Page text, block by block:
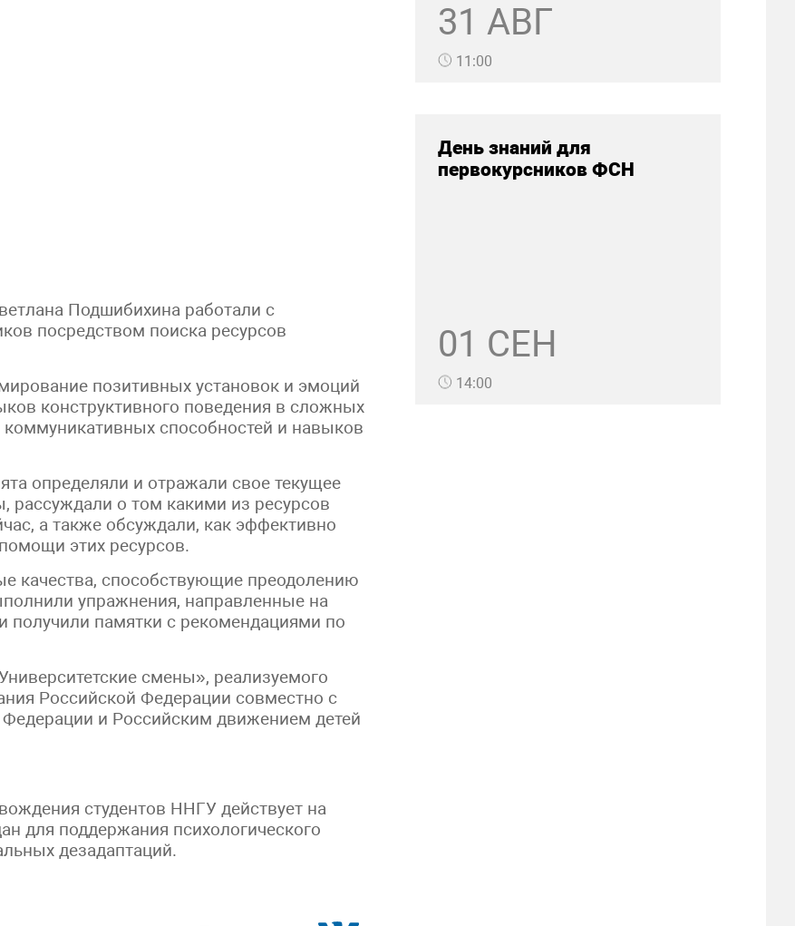
Подшибихина работали с
посредством поиска ресурсов
позитивных установок и эмоций
конструктивного поведения в сложных
способностей и навыков
определяли и отражали свое текущее
рассуждали о том какими из ресурсов
а также обсуждали, как эффективно
этих ресурсов.
качества, способствующие преодолению
упражнения, направленные на
получили памятки с рекомендациями по
смены», реализуемого
Российской Федерации совместно с
и Российским движением детей
студентов ННГУ действует на
для поддержания психологического
дезадаптаций.
31 АВГ
11:00
День знаний для
первокурсников ФСН
01 СЕН
14:00